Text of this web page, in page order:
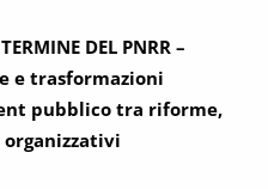
DEL PNRR –
e trasformazioni
pubblico tra riforme,